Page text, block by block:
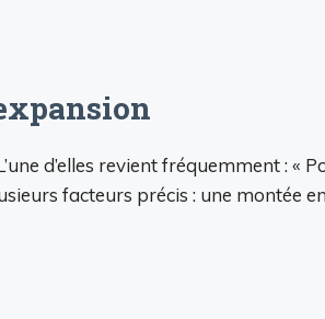
d’elles revient fréquemment : «
facteurs précis : une montée